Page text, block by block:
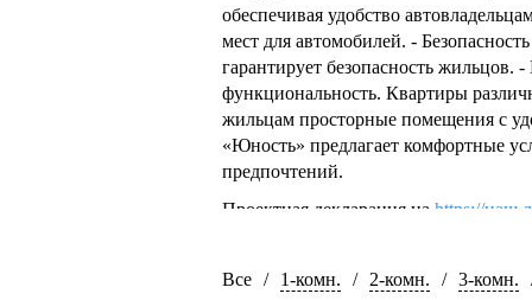
обеспечивая удобство
мест для автомобилей. -
гарантирует безопасность
функциональность. Квартиры
жильцам просторные помещения с
«Юность» предлагает комфортные
предпочтений.
Проектная декларация на https://
Все / 1-комн. / 2-комн. / 3-комн.